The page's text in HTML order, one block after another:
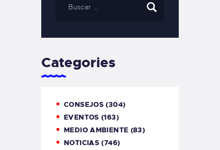
Categories
CONSEJOS (304)
EVENTOS (163)
MEDIO AMBIENTE (83)
NOTICIAS (746)